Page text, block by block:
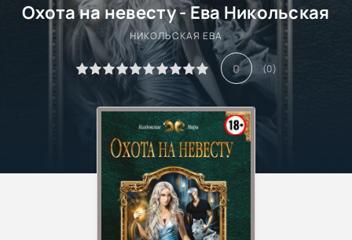
Охота на невесту - Ева Никольская
НИКОЛЬСКАЯ ЕВА
0 (0)